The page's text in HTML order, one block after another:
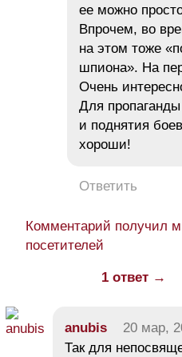
ее можно
Впрочем, во
на этом тоже
шпиона». На
Очень
Для
и поднятия
хороши!
Ответить
Комментарий получил
посетителей
1 ответ →
anubis 20 мар,
Так для